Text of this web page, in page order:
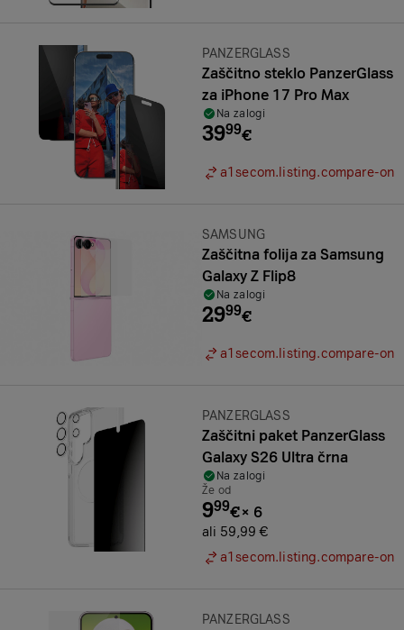
Znamka:
PANZERGLASS
Zaščitno steklo PanzerGlass
za iPhone 17 Pro Max
Na zalogi
3999€
a1secom.listing.compare-on
Znamka:
SAMSUNG
Zaščitna folija za Samsung
Galaxy Z Flip8
Na zalogi
2999€
a1secom.listing.compare-on
Znamka:
PANZERGLASS
Zaščitni paket PanzerGlass
Galaxy S26 Ultra črna
Na zalogi
Že od
999€× 6
ali 59,99 €
a1secom.listing.compare-on
Znamka:
PANZERGLASS